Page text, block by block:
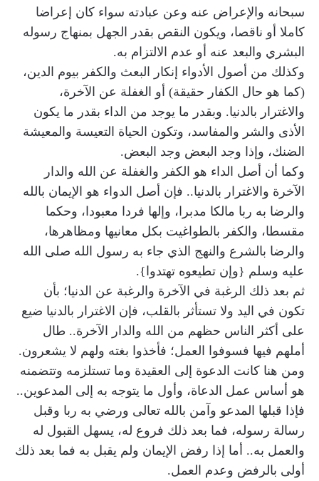
سبحانه والإعراض عنه وعن عبادته سواء كان إعراضا
كاملا أو ناقصا، ويكون النقص بقدر الجهل بمنهاج رسوله
البشري والبعد عنه أو عدم الالتزام به.
وكذلك من أصول الأدواء إنكار البعث والكفر بيوم الدين،
(كما هو حال الكفار حقيقة) أو الغفلة عن الآخرة،
والاغترار بالدنيا. وبقدر ما يوجد من الداء بقدر ما يكون
الأذى والشر والمفاسد، وتكون الحياة التعيسة والمعيشة
الضنك، وإذا وجد البعض وجد البعض.
وكما أن أصل الداء هو الكفر والغفلة عن الله والدار
الآخرة والاغترار بالدنيا.. فإن أصل الدواء هو الإيمان بالله
والرضا به ربا مالكا مدبرا، وإلها فردا معبودا، وحكما
مقسطا، والكفر بالطواغيت بكل معانيها ومظاهرها،
والرضا بالشرع والنهج الذي جاء به رسول الله صلى الله
عليه وسلم {وإن تطيعوه تهتدوا}.
ثم بعد ذلك الرغبة في الآخرة والرغبة عن الدنيا؛ بأن
تكون في اليد ولا تستأثر بالقلب، فإن الاغترار بالدنيا ضيع
على أكثر الناس حظهم من الله والدار الآخرة.. طال
أملهم فيها فسوفوا العمل؛ فأخذوا بغته ولهم لا يشعرون.
ومن هنا كانت الدعوة إلى العقيدة وما تستلزمه وتتضمنه
هو أساس عمل الدعاة، وأول ما يتوجه به إلى المدعوين..
فإذا قبلها المدعو وآمن بالله تعالى ورضي به ربا وقبل
رسالة رسوله، فما بعد ذلك فروع له، يسهل القبول له
والعمل به.. أما إذا رفض الإيمان ولم يقبل به فما بعد ذلك
أولى بالرفض وعدم العمل.